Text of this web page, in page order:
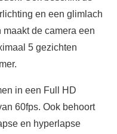
en een glimlach
de camera een
5 gezichten
in een Full HD
60fps. Ook behoort
en hyperlapse